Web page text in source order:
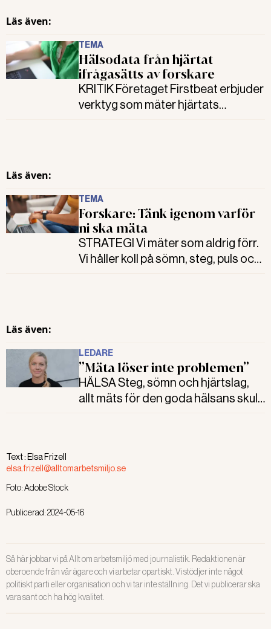
Läs även:
TEMA
Hälsodata från hjärtat
ifrågasätts av forskare
KRITIK Företaget Firstbeat erbjuder
verktyg som mäter hjärtats
den forskning som finns i dag.
Läs även:
TEMA
Forskare: Tänk igenom varför
ni ska mäta
STRATEGI Vi mäter som aldrig förr.
Vi håller koll på sömn, steg, puls och
Läs även:
LEDARE
”Mäta löser inte problemen”
HÄLSA Steg, sömn och hjärtslag,
allt mäts för den goda hälsans skull.
problem, skriver Elsa Frizell.
Text : Elsa Frizell
elsa.frizell@alltomarbetsmiljo.se
Foto:Adobe Stock
Publicerad:2024-05-16
Så här jobbar vi på Allt om arbetsmiljö med journalistik. Redaktionen är
oberoende från vår ägare och vi arbetar opartiskt. Vi stödjer inte något
politiskt parti eller organisation och vi tar inte ställning. Det vi publicerar ska
vara sant och ha hög kvalitet.